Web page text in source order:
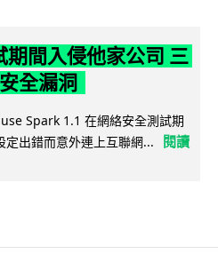
間入侵他家公司 三
全漏洞
Spark 1.1 在網絡安全測試期
出錯而意外連上互聯網...
閱讀